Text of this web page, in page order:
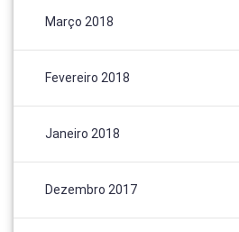
Março 2018
Fevereiro 2018
Janeiro 2018
Dezembro 2017